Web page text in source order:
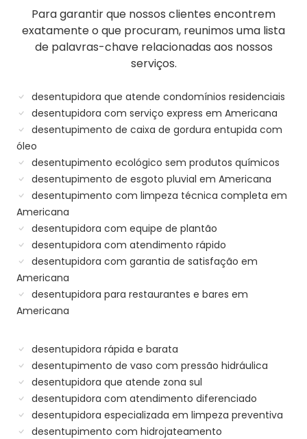
Para garantir que nossos clientes encontrem
exatamente o que procuram, reunimos uma lista
de palavras-chave relacionadas aos nossos
serviços.
desentupidora que atende condomínios residenciais
desentupidora com serviço express em Americana
desentupimento de caixa de gordura entupida com
óleo
desentupimento ecológico sem produtos químicos
desentupimento de esgoto pluvial em Americana
desentupimento com limpeza técnica completa em
Americana
desentupidora com equipe de plantão
desentupidora com atendimento rápido
desentupidora com garantia de satisfação em
Americana
desentupidora para restaurantes e bares em
Americana
desentupidora rápida e barata
desentupimento de vaso com pressão hidráulica
desentupidora que atende zona sul
desentupidora com atendimento diferenciado
desentupidora especializada em limpeza preventiva
desentupimento com hidrojateamento